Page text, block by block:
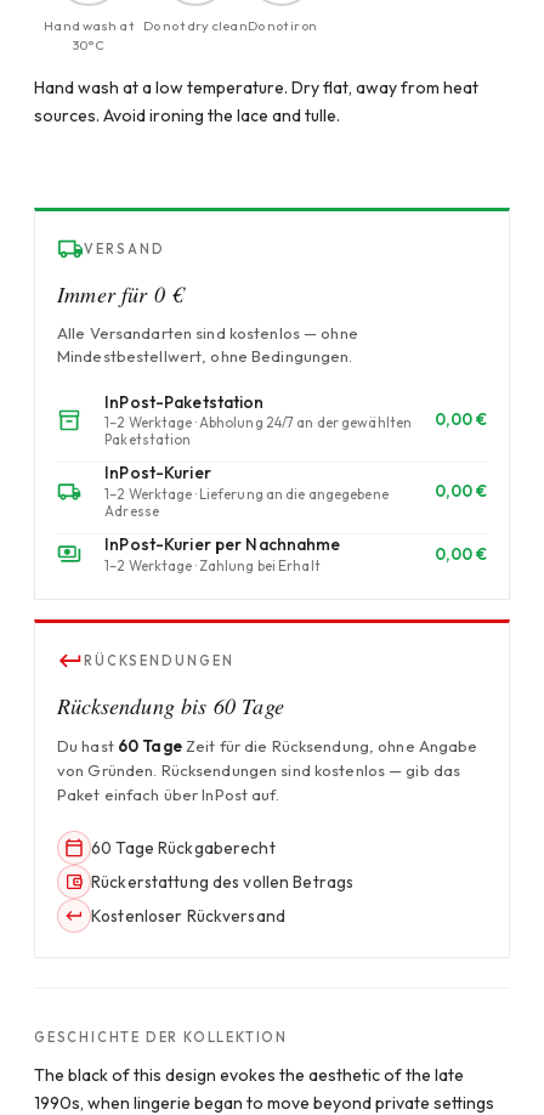
Hand wash at
30°C
Do not dry cleanDo not iron
Hand wash at a low temperature. Dry flat, away from heat
sources. Avoid ironing the lace and tulle.
VERSAND
Immer für 0 €
Alle Versandarten sind kostenlos — ohne
Mindestbestellwert, ohne Bedingungen.
InPost-Paketstation
1–2 Werktage · Abholung 24/7 an der gewählten
Paketstation
0,00 €
InPost-Kurier
1–2 Werktage · Lieferung an die angegebene
Adresse
0,00 €
InPost-Kurier per Nachnahme
1–2 Werktage · Zahlung bei Erhalt
0,00 €
RÜCKSENDUNGEN
Rücksendung bis 60 Tage
Du hast 60 TageZeit für die Rücksendung, ohne Angabe
von Gründen. Rücksendungen sind kostenlos — gib das
Paket einfach über InPost auf.
60 Tage Rückgaberecht
Rückerstattung des vollen Betrags
Kostenloser Rückversand
GESCHICHTE DER KOLLEKTION
The black of this design evokes the aesthetic of the late
1990s, when lingerie began to move beyond private settings